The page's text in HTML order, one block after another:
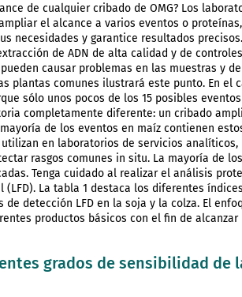
de cualquier cribado de OMG? Los
el alcance a varios eventos o
necesidades y garantice resultados
de ADN de alta calidad y de
causar problemas en las muestras y
plantas comunes ilustrará este punto. En el
sólo unos pocos de los 15 posibles
completamente diferente: un cribado
de los eventos en maíz contienen
en laboratorios de servicios
rasgos comunes in situ. La mayoría de
Tenga cuidado al realizar el análisis
La tabla 1 destaca los diferentes
detección LFD en la soja y la colza. El
productos básicos con el fin de
grados de sensibilidad de